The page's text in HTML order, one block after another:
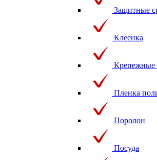
Защитные
Клеенка
Крепежные
Пленка
Поролон
Посуда